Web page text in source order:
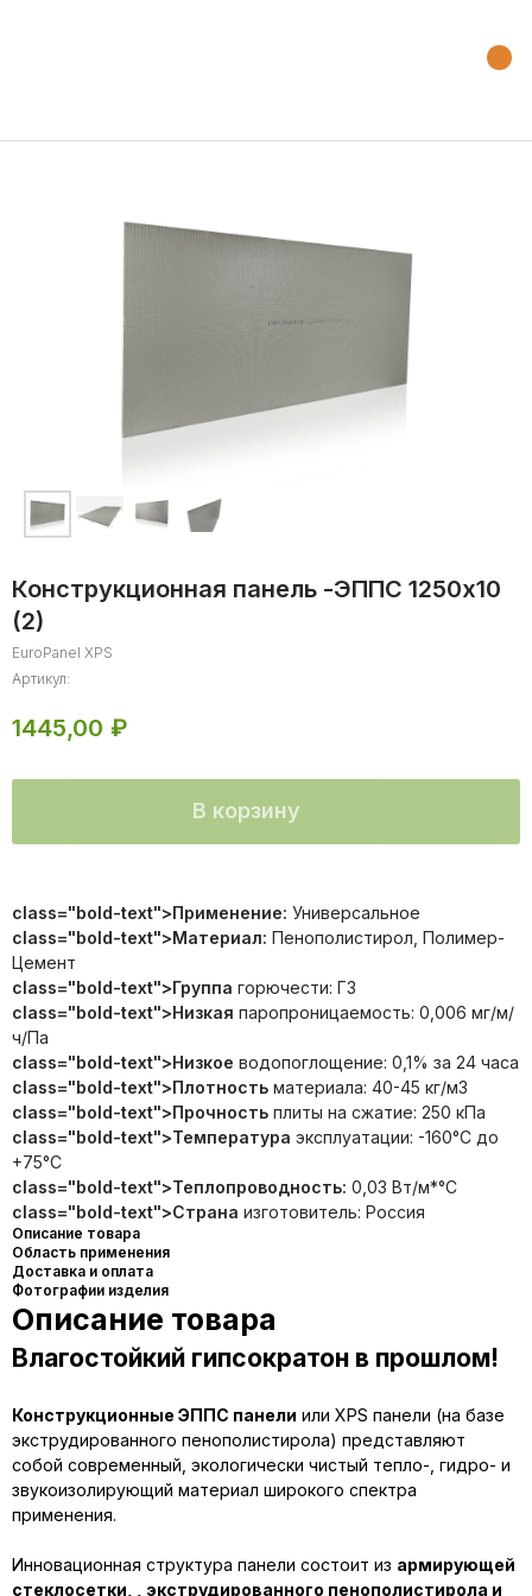
Конструкционная панель -ЭППС 1250х10
(2)
EuroPanel XPS
Артикул:
1445,00 ₽
В корзину
class="bold-text">Применение: Универсальное
class="bold-text">Материал: Пенополистирол, Полимер-
Цемент
class="bold-text">Группа горючести: Г3
class="bold-text">Низкая паропроницаемость: 0,006 мг/м/
ч/Па
class="bold-text">Низкое водопоглощение: 0,1% за 24 часа
class="bold-text">Плотность материала: 40-45 кг/м3
class="bold-text">Прочность плиты на сжатие: 250 кПа
class="bold-text">Температура эксплуатации: -160°С до
+75°С
class="bold-text">Теплопроводность: 0,03 Вт/м*°С
class="bold-text">Страна изготовитель: Россия
Описание товара
Область применения
Доставка и оплата
Фотографии изделия
Описание товара
Влагостойкий гипсократон в прошлом!
Конструкционные ЭППС панели или XPS панели (на базе
экструдированного пенополистирола) представляют
собой современный, экологически чистый тепло-, гидро- и
звукоизолирующий материал широкого спектра
применения.
Инновационная структура панели состоит из армирующей
стеклосетки, , экструдированного пенополистирола и